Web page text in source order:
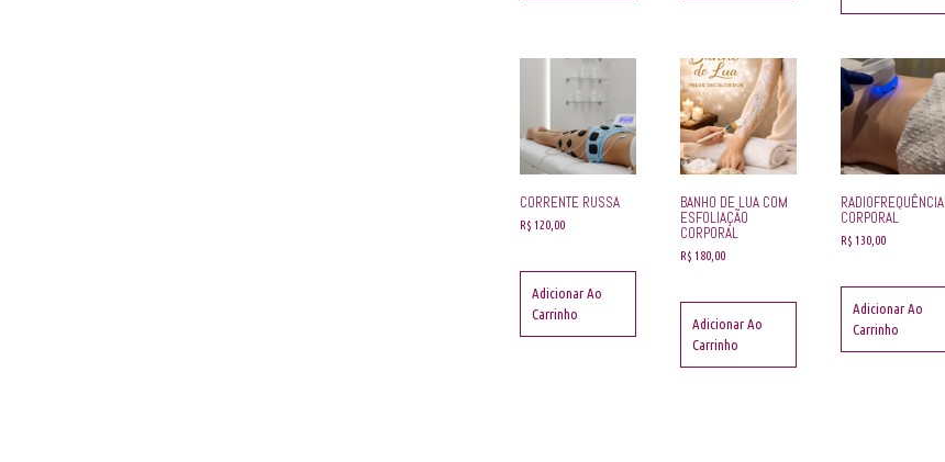
CORRENTE RUSSA
R$ 120,00
Adicionar Ao
Carrinho
BANHO DE LUA COM
ESFOLIAÇÃO
CORPORAL
R$ 180,00
Adicionar Ao
Carrinho
RADIOFREQUÊNCIA
CORPORAL
R$ 130,00
Adicionar Ao
Carrinho